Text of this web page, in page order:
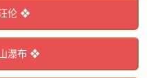
伦 ❖
瀑布 ❖